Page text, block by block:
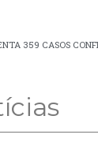
359 CASOS